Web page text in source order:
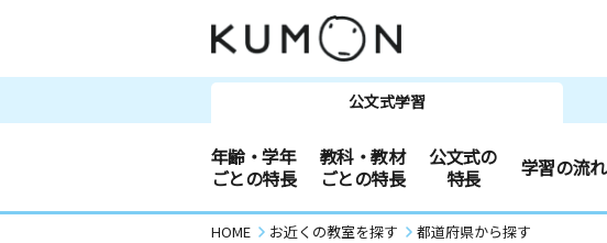
公文式学習
年齢・学年
ごとの特長
教科・教材
ごとの特長
公文式の
特長
学習の流れ
HOME お近くの教室を探す 都道府県から探す